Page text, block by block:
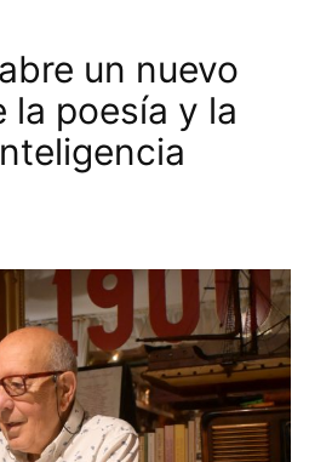
un nuevo
la poesía y la